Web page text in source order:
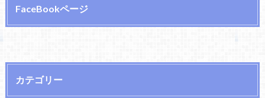
FaceBookページ
カテゴリー